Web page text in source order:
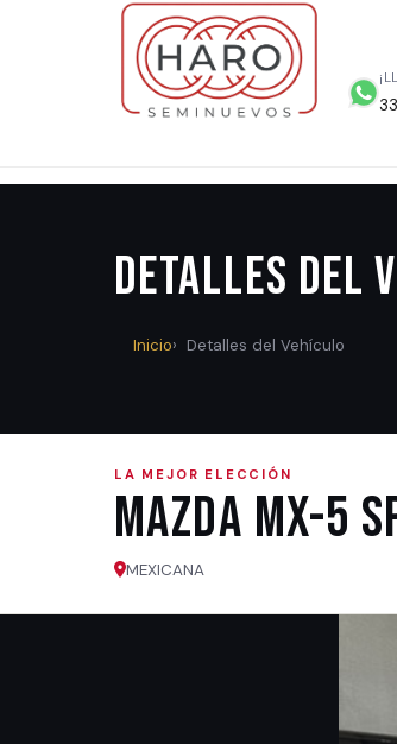
Detalles del
Inicio Detalles del Vehículo
LA MEJOR ELECCIÓN
Mazda MX-5
MEXICANA